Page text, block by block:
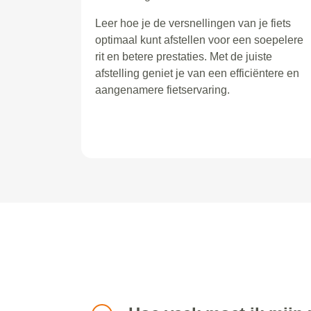
Leer hoe je de versnellingen van je fiets
optimaal kunt afstellen voor een soepelere
rit en betere prestaties. Met de juiste
afstelling geniet je van een efficiëntere en
aangenamere fietservaring.